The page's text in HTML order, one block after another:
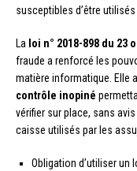
susceptibles d’être
La loi n° 2018-898 du 23
fraude a renforcé les
matière informatique. Elle
contrôle inopiné
vérifier sur place, sans
caisse utilisés par les
Obligation d’utiliser un